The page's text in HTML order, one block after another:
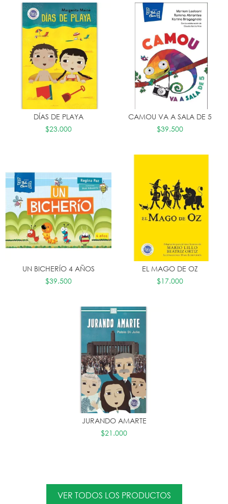
DÍAS DE PLAYA
$23.000
CAMOU VA A SALA DE 5
$39.500
UN BICHERÍO 4 AÑOS
$39.500
EL MAGO DE OZ
$17.000
JURANDO AMARTE
$21.000
VER TODOS LOS PRODUCTOS